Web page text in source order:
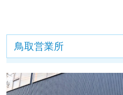
鳥取営業所